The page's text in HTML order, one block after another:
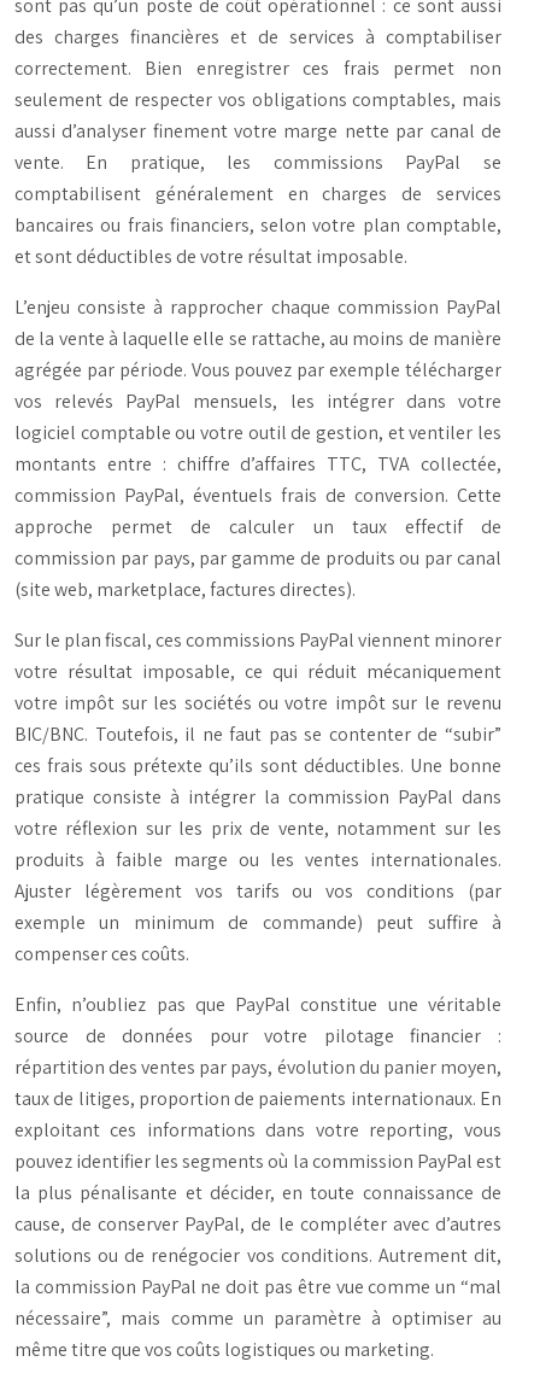
des charges financières et de services à comptabiliser
correctement. Bien enregistrer ces frais permet non
seulement de respecter vos obligations comptables, mais
aussi d’analyser finement votre marge nette par canal de
vente. En pratique, les commissions PayPal se
comptabilisent généralement en charges de services
bancaires ou frais financiers, selon votre plan comptable,
et sont déductibles de votre résultat imposable.
L’enjeu consiste à rapprocher chaque commission PayPal
de la vente à laquelle elle se rattache, au moins de manière
agrégée par période. Vous pouvez par exemple télécharger
vos relevés PayPal mensuels, les intégrer dans votre
logiciel comptable ou votre outil de gestion, et ventiler les
montants entre : chiffre d’affaires TTC, TVA collectée,
commission PayPal, éventuels frais de conversion. Cette
approche permet de calculer un taux effectif de
commission par pays, par gamme de produits ou par canal
(site web, marketplace, factures directes).
Sur le plan fiscal, ces commissions PayPal viennent minorer
votre résultat imposable, ce qui réduit mécaniquement
votre impôt sur les sociétés ou votre impôt sur le revenu
BIC/BNC. Toutefois, il ne faut pas se contenter de “subir”
ces frais sous prétexte qu’ils sont déductibles. Une bonne
pratique consiste à intégrer la commission PayPal dans
votre réflexion sur les prix de vente, notamment sur les
produits à faible marge ou les ventes internationales.
Ajuster légèrement vos tarifs ou vos conditions (par
exemple un minimum de commande) peut suffire à
compenser ces coûts.
Enfin, n’oubliez pas que PayPal constitue une véritable
source de données pour votre pilotage financier :
répartition des ventes par pays, évolution du panier moyen,
taux de litiges, proportion de paiements internationaux. En
exploitant ces informations dans votre reporting, vous
pouvez identifier les segments où la commission PayPal est
la plus pénalisante et décider, en toute connaissance de
cause, de conserver PayPal, de le compléter avec d’autres
solutions ou de renégocier vos conditions. Autrement dit,
la commission PayPal ne doit pas être vue comme un “mal
nécessaire”, mais comme un paramètre à optimiser au
même titre que vos coûts logistiques ou marketing.